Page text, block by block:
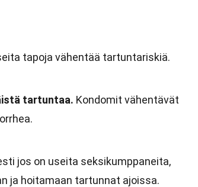
tapoja vähentää tartuntariskiä.
tartuntaa. Kondomit vähentävät
jos on useita seksikumppaneita,
ja hoitamaan tartunnat ajoissa.